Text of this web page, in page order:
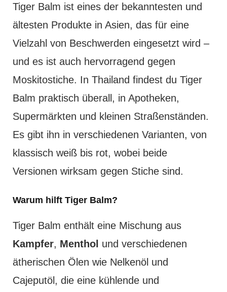
Tiger Balm ist eines der bekanntesten und
ältesten Produkte in Asien, das für eine
Vielzahl von Beschwerden eingesetzt wird –
und es ist auch hervorragend gegen
Moskitostiche. In Thailand findest du Tiger
Balm praktisch überall, in Apotheken,
Supermärkten und kleinen Straßenständen.
Es gibt ihn in verschiedenen Varianten, von
klassisch weiß bis rot, wobei beide
Versionen wirksam gegen Stiche sind.
Warum hilft Tiger Balm?
Tiger Balm enthält eine Mischung aus
Kampfer, Menthol und verschiedenen
ätherischen Ölen wie Nelkenöl und
Cajeputöl, die eine kühlende und